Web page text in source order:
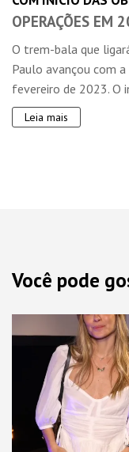
OPERAÇÕES EM
O trem-bala que
Paulo avançou com
fevereiro de 2023. O
Leia mais
Você pode